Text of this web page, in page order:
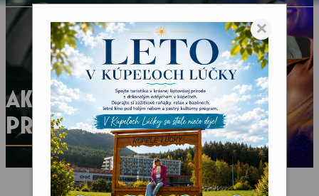
×
AKTUÁLNY KULTÚRNY
PROGRAM